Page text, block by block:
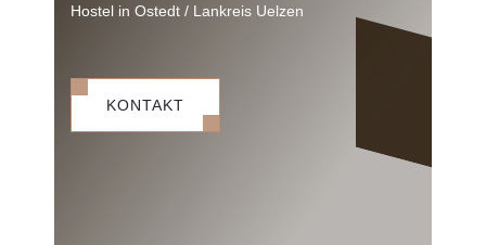
Hostel in Ostedt / Lankreis Uelzen
KONTAKT